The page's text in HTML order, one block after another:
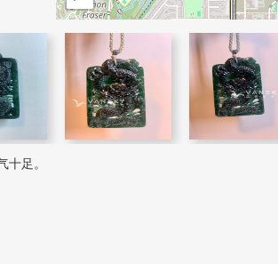
足。